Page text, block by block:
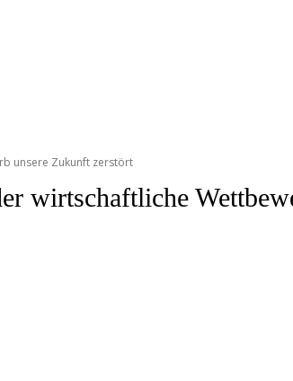
unsere Zukunft zerstört
wirtschaftliche